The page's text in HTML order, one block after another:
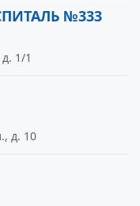
№333
1/1
д. 10